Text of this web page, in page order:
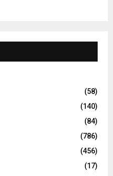
(58)
(140)
(84)
(786)
(456)
(17)